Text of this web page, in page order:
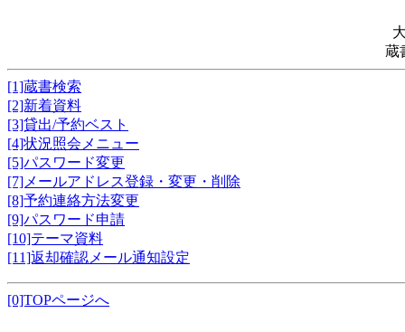
蔵
[1]蔵書検索
[2]新着資料
[3]貸出/予約ベスト
[4]状況照会メニュー
[5]パスワード変更
[7]メールアドレス登録・変更・削除
[8]予約連絡方法変更
[9]パスワード申請
[10]テーマ資料
[11]返却確認メール通知設定
[0]TOPページへ